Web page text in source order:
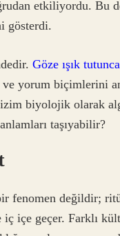
etkiliyordu.
gösterdi.
Göze ışık
yorum biçimlerini
biyolojik olarak
taşıyabilir?
fenomen değildir;
geçer. Farklı